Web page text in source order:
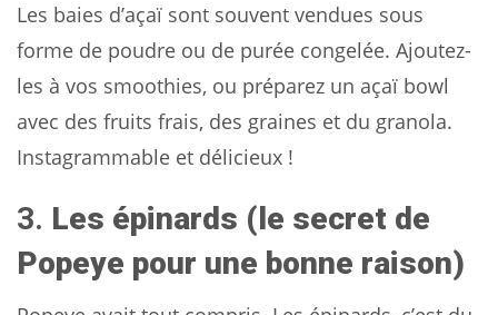
Les baies d’açaï sont souvent vendues sous
forme de poudre ou de purée congelée. Ajoutez-
les à vos smoothies, ou préparez un açaï bowl
avec des fruits frais, des graines et du granola.
Instagrammable et délicieux !
3. Les épinards (le secret de
Popeye pour une bonne raison)